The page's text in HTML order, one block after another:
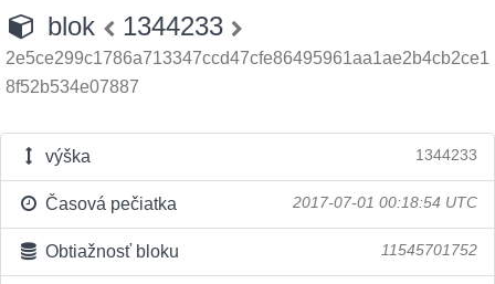
blok 1344233
2e5ce299c1786a713347ccd47cfe86495961aa1ae2b4cb2ce1
8f52b534e07887
výška 1344233
Časová pečiatka 2017-07-01 00:18:54 UTC
Obtiažnosť bloku 11545701752